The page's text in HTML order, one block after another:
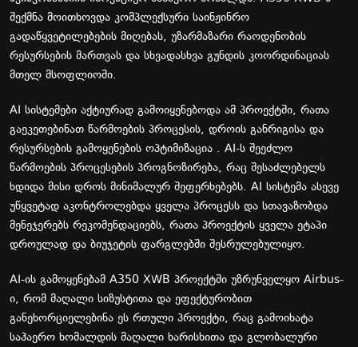
შექმნა მოითხოვდა კომპლექსური საინჟინრო
გადაწყვეტილებების მიღებას, უზარმაზარი რაოდენობის
რესურსების მართვას და სხვადასხვა გუნდის კოორდინაციას
მთელ მსოფლიოში.
AI სისტემები აქტიურად გამოიყენებოდა ამ პროექტში, რათა
გაეკეთებინათ წარმოების პროცესის, დროის განრიგისა და
რესურსების გამოყენების ოპტიმიზაცია . AI-ს შეეძლო
წარმოების პროცესების პროგნოზირება, რაც შესაძლებელს
ხდიდა მისი დროს მინიმალურ შეფერხებებს. AI სისტემა ასევე
უწყვეტად აკონტროლებდა ყველა პროცესს და სთავაზობდა
მენეჯერებს რეკომენდაციებს, რათა პროექტის ყველა ეტაპი
დროულად და ბიუჯეტის ფარგლებში შესრულებულიყო.
AI-ის გამოყენებამ A350 XWB პროექტში უზრუნველყო Airbus-
ი, რომ მაღალი სიზუსტითა და ეფექტურობით
განეხორციელებინა ეს რთული პროექტი, რაც გამოიხატა
საჰაერო ხომალდის მაღალი ხარისხითა და გლობალური